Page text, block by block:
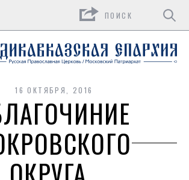
16 ОКТЯБРЯ, 2016